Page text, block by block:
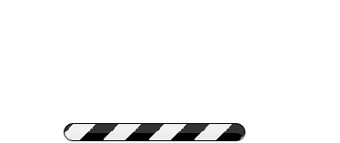
Pon tu foto de